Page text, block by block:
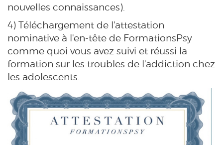
nouvelles connaissances).
4) Téléchargement de l'attestation
nominative à l'en-tête de FormationsPsy
comme quoi vous avez suivi et réussi la
formation sur les troubles de l'addiction chez
les adolescents.